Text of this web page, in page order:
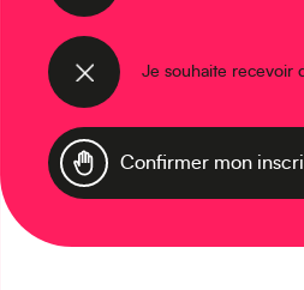
Je souhaite recevoir